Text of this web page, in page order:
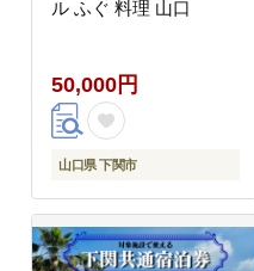
ル ふぐ 料理 山口
50,000円
山口県 下関市